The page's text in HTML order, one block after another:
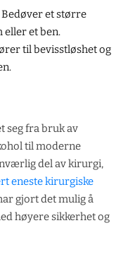
Bedøver et større
eller et ben.
til bevisstløshet og
seg fra bruk av
til moderne
del av kirurgi,
eneste kirurgiske
gjort det mulig å
høyere sikkerhet og